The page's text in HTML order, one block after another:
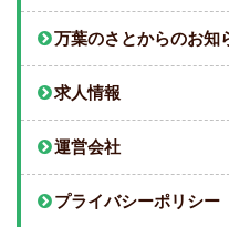
万葉のさとからのお知
求人情報
運営会社
プライバシーポリシー